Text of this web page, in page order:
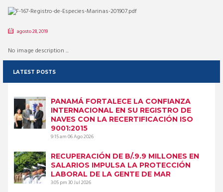
agosto 28, 2019
No image description ...
LATEST POSTS
PANAMÁ FORTALECE LA CONFIANZA
INTERNACIONAL EN SU REGISTRO DE
NAVES CON LA RECERTIFICACIÓN ISO
9001:2015
9:15 am06 Ago 2026
RECUPERACIÓN DE B/.9.9 MILLONES EN
SALARIOS IMPULSA LA PROTECCIÓN
LABORAL DE LA GENTE DE MAR
3:05 pm30 Jul 2026